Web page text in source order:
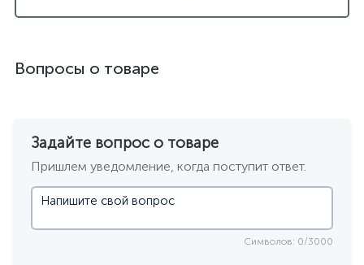
Вопросы о товаре
Задайте вопрос о товаре
Пришлем уведомление, когда поступит ответ.
Символов: 0/3000